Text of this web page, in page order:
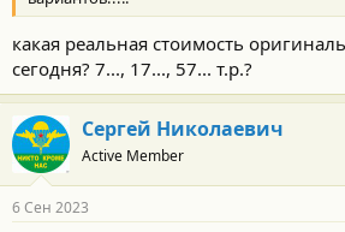
какая реальная стоимость
сегодня? 7..., 17..., 57... т.р.?
Сергей Николаевич
Active Member
6 Сен 2023